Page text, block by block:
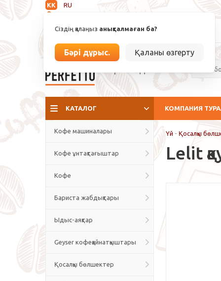
KK
RU
Сіздің қалаңыз анықталмаған ба?
Бәрі дұрыс. Қаланы өзгерту
info@espressoperfetto.kz
КАТАЛОГ КОМПАНИЯ
Кофе машиналары
Кофе ұнтақтағыштар
Кофе
Бариста жабдықтары
Ыдыс-аяқтар
Geyser кофеқайнатқыштары
Қосалқы бөлшектер
Үй - Қосалқы
Lelit